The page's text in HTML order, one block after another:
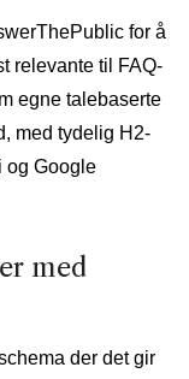
for å
relevante til FAQ-
egne talebaserte
med tydelig H2-
og Google
med
der det gir